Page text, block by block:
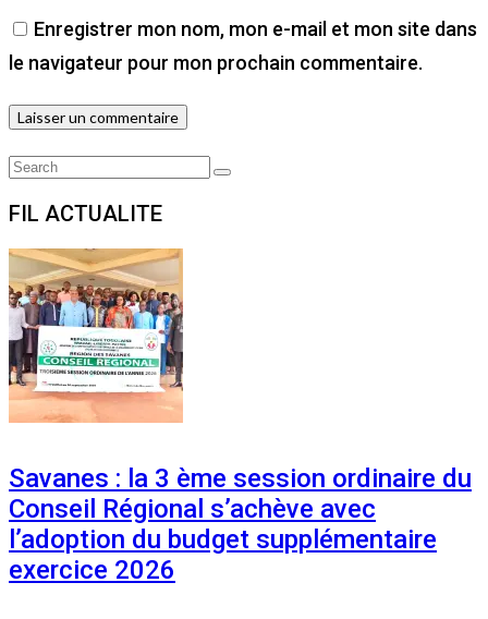
Enregistrer mon nom, mon e-mail et mon site dans
le navigateur pour mon prochain commentaire.
Search
Search
FIL ACTUALITE
Savanes : la 3 ème session ordinaire du
Conseil Régional s’achève avec
l’adoption du budget supplémentaire
exercice 2026